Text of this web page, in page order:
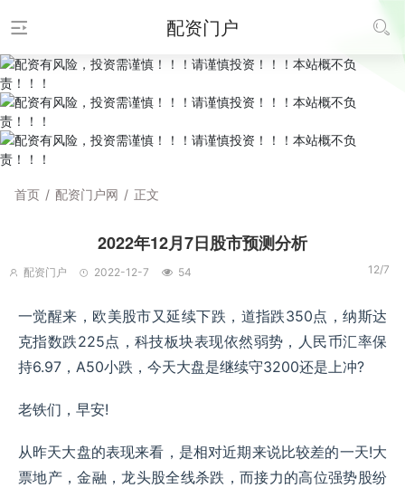
配资门户
首页 / 配资门户网 / 正文
2022年12月7日股市预测分析
配资门户 2022-12-7 54 12/7
一觉醒来，欧美股市又延续下跌，道指跌350点，纳斯达
克指数跌225点，科技板块表现依然弱势，人民币汇率保
持6.97，A50小跌，今天大盘是继续守3200还是上冲?
老铁们，早安!
从昨天大盘的表现来看，是相对近期来说比较差的一天!大
票地产，金融，龙头股全线杀跌，而接力的高位强势股纷